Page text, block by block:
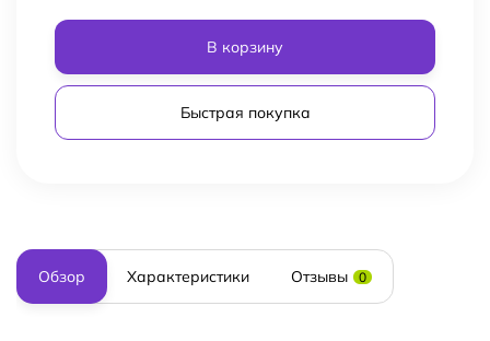
В корзину
Быстрая покупка
Обзор Характеристики Отзывы 0